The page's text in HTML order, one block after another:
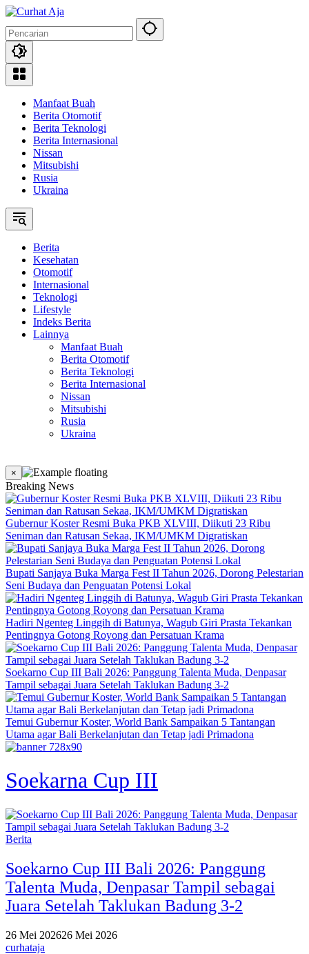
Langsung
konten
Manfaat Buah
Berita Otomotif
Berita Teknologi
Berita Internasional
Nissan
Mitsubishi
Rusia
Ukraina
Berita
Kesehatan
Otomotif
Internasional
Teknologi
Lifestyle
Indeks Berita
Lainnya
Manfaat Buah
Berita Otomotif
Berita Teknologi
Berita Internasional
Nissan
Mitsubishi
Rusia
Ukraina
×
Breaking News
Gubernur Koster Resmi Buka PKB XLVIII, Diikuti 23 Ribu
Seniman dan Ratusan Sekaa, IKM/UMKM Digratiskan
Bupati Sanjaya Buka Marga Fest II Tahun 2026, Dorong Pelestarian
Seni Budaya dan Penguatan Potensi Lokal
Hadiri Ngenteg Linggih di Batunya, Wagub Giri Prasta Tekankan
Pentingnya Gotong Royong dan Persatuan Krama
Soekarno Cup III Bali 2026: Panggung Talenta Muda, Denpasar
Tampil sebagai Juara Setelah Taklukan Badung 3-2
Temui Gubernur Koster, World Bank Sampaikan 5 Tantangan
Utama agar Bali Berkelanjutan dan Tetap jadi Primadona
Soekarna Cup III
Berita
Soekarno Cup III Bali 2026: Panggung
Talenta Muda, Denpasar Tampil sebagai
Juara Setelah Taklukan Badung 3-2
26 Mei 202626 Mei 2026
curhataja